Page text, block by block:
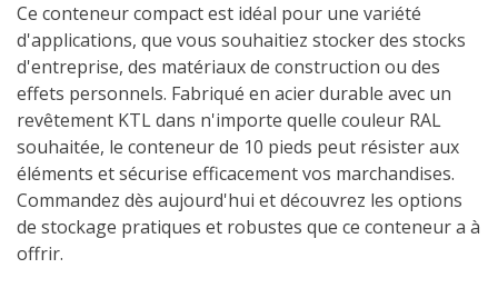
Ce conteneur compact est idéal pour une variété
d'applications, que vous souhaitiez stocker des stocks
d'entreprise, des matériaux de construction ou des
effets personnels. Fabriqué en acier durable avec un
revêtement KTL dans n'importe quelle couleur RAL
souhaitée, le conteneur de 10 pieds peut résister aux
éléments et sécurise efficacement vos marchandises.
Commandez dès aujourd'hui et découvrez les options
de stockage pratiques et robustes que ce conteneur a à
offrir.